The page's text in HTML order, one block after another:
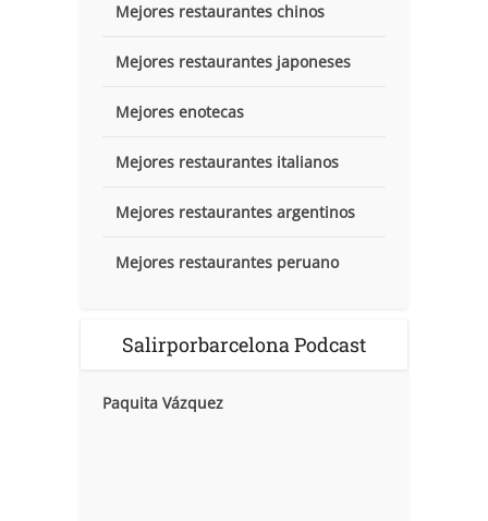
Mejores restaurantes chinos
Mejores restaurantes japoneses
Mejores enotecas
Mejores restaurantes italianos
Mejores restaurantes argentinos
Mejores restaurantes peruano
Salirporbarcelona Podcast
Paquita Vázquez